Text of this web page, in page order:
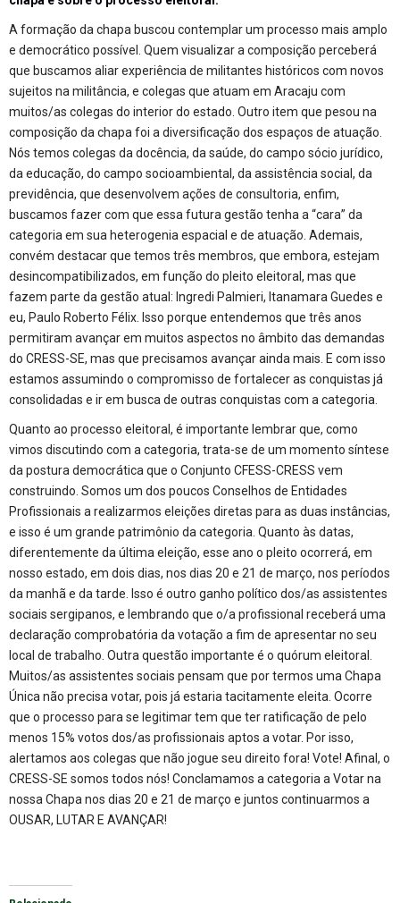
A formação da chapa buscou contemplar um processo mais amplo
e democrático possível. Quem visualizar a composição perceberá
que buscamos aliar experiência de militantes históricos com novos
sujeitos na militância, e colegas que atuam em Aracaju com
muitos/as colegas do interior do estado. Outro item que pesou na
composição da chapa foi a diversificação dos espaços de atuação.
Nós temos colegas da docência, da saúde, do campo sócio jurídico,
da educação, do campo socioambiental, da assistência social, da
previdência, que desenvolvem ações de consultoria, enfim,
buscamos fazer com que essa futura gestão tenha a “cara” da
categoria em sua heterogenia espacial e de atuação. Ademais,
convém destacar que temos três membros, que embora, estejam
desincompatibilizados, em função do pleito eleitoral, mas que
fazem parte da gestão atual: Ingredi Palmieri, Itanamara Guedes e
eu, Paulo Roberto Félix. Isso porque entendemos que três anos
permitiram avançar em muitos aspectos no âmbito das demandas
do CRESS-SE, mas que precisamos avançar ainda mais. E com isso
estamos assumindo o compromisso de fortalecer as conquistas já
consolidadas e ir em busca de outras conquistas com a categoria.
Quanto ao processo eleitoral, é importante lembrar que, como
vimos discutindo com a categoria, trata-se de um momento síntese
da postura democrática que o Conjunto CFESS-CRESS vem
construindo. Somos um dos poucos Conselhos de Entidades
Profissionais a realizarmos eleições diretas para as duas instâncias,
e isso é um grande patrimônio da categoria. Quanto às datas,
diferentemente da última eleição, esse ano o pleito ocorrerá, em
nosso estado, em dois dias, nos dias 20 e 21 de março, nos períodos
da manhã e da tarde. Isso é outro ganho político dos/as assistentes
sociais sergipanos, e lembrando que o/a profissional receberá uma
declaração comprobatória da votação a fim de apresentar no seu
local de trabalho. Outra questão importante é o quórum eleitoral.
Muitos/as assistentes sociais pensam que por termos uma Chapa
Única não precisa votar, pois já estaria tacitamente eleita. Ocorre
que o processo para se legitimar tem que ter ratificação de pelo
menos 15% votos dos/as profissionais aptos a votar. Por isso,
alertamos aos colegas que não jogue seu direito fora! Vote! Afinal, o
CRESS-SE somos todos nós! Conclamamos a categoria a Votar na
nossa Chapa nos dias 20 e 21 de março e juntos continuarmos a
OUSAR, LUTAR E AVANÇAR!